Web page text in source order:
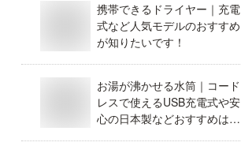
携帯できるドライヤー｜充電
式など人気モデルのおすすめ
が知りたいです！
お湯が沸かせる水筒｜コード
レスで使えるUSB充電式や安
心の日本製などおすすめはど